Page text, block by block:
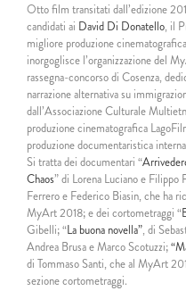
Otto film transitati dall’edizione
candidati ai David Di Donatello, il
migliore produzione
inorgoglisce l’organizzazione del
rassegna-concorso di Cosenza,
narrazione alternativa su
dall’Associazione Culturale
produzione cinematografica
produzione documentaristica
Si tratta dei documentari “
Chaos” di Lorena Luciano e Filippo
Ferrero e Federico Biasin, che ha
MyArt 2018; e dei cortometraggi “
Gibelli; “La buona novella”, di
Andrea Brusa e Marco Scotuzzi;
di Tommaso Santi, che al MyArt
sezione cortometraggi.